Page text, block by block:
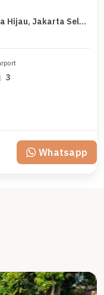
Rumah Prestisius di Kawasan Permata Hijau, Jakarta Selatan, LB 1050m², Harga 54 Miliar
3
Whatsapp